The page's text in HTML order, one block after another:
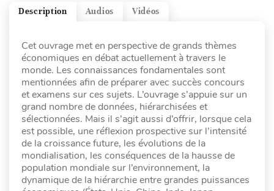
Vidéos
Audios
Description
Cet ouvrage met en perspective de grands thèmes
économiques en débat actuellement à travers le
monde. Les connaissances fondamentales sont
mentionnées afin de préparer avec succès concours
et examens sur ces sujets. L’ouvrage s’appuie sur un
grand nombre de données, hiérarchisées et
sélectionnées. Mais il s’agit aussi d’offrir, lorsque cela
est possible, une réflexion prospective sur l’intensité
de la croissance future, les évolutions de la
mondialisation, les conséquences de la hausse de
population mondiale sur l’environnement, la
dynamique de la hiérarchie entre grandes puissances